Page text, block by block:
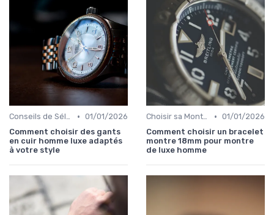
Conseils de Sélection par Style • 01/01/2026
Comment choisir des gants
en cuir homme luxe adaptés
à votre style
Choisir sa Montre de Luxe • 01/01/2026
Comment choisir un bracelet
montre 18mm pour montre
de luxe homme